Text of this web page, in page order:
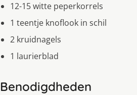
12-15 witte peperkorrels
1 teentje knoflook in schil
2 kruidnagels
1 laurierblad
Benodigdheden